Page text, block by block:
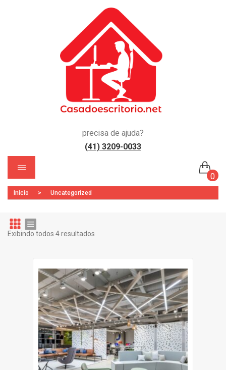
precisa de ajuda?
(41) 3209-0033
0
Nenhum produto no carrinho.
Início > Uncategorized
Exibindo todos 4 resultados